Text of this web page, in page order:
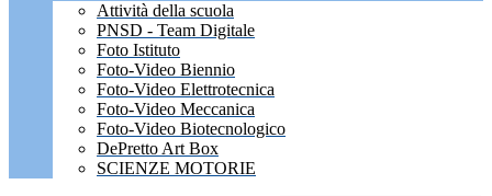
Attività della scuola
PNSD - Team Digitale
Foto Istituto
Foto-Video Biennio
Foto-Video Elettrotecnica
Foto-Video Meccanica
Foto-Video Biotecnologico
DePretto Art Box
SCIENZE MOTORIE